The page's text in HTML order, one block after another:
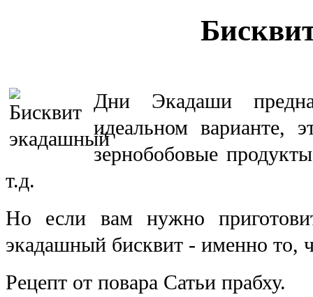
Дни Экадаши
идеальном
зернобобовые
т.д.
Но если вам нужно
экадашный бисквит - именно то,
Рецепт от повара Сатьи прабху.